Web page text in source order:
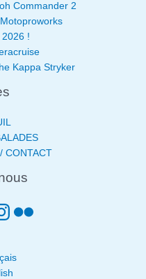
Commander 2
2026 !
Kappa Stryker
CONTACT